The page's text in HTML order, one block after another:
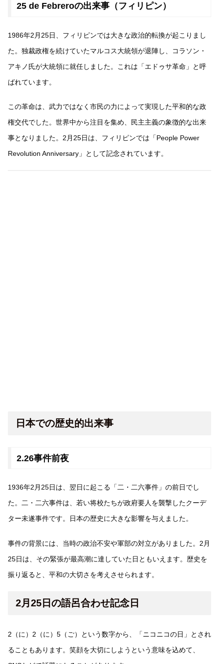
25 de Febreroの出来事（フィリピン）
1986年2月25日、フィリピンでは大きな政治的転換が起こりまし
た。独裁政権を続けていたマルコス大統領が退陣し、コラソン・
アキノ氏が大統領に就任しました。これは「エドゥサ革命」と呼
ばれています。
この革命は、武力ではなく市民の力によって実現した平和的な政
権交代でした。世界中から注目を集め、民主主義の象徴的な出来
事となりました。2月25日は、フィリピンでは「People Power
Revolution Anniversary」として記念されています。
日本での歴史的出来事
2.26事件前夜
1936年2月25日は、翌日に起こる「二・二六事件」の前日でし
た。二・二六事件は、若い将校たちが政府要人を襲撃したクーデ
ター未遂事件です。日本の歴史に大きな影響を与えました。
事件の背景には、当時の政治不安や軍部の対立がありました。2月
25日は、その緊張が最高潮に達していた日ともいえます。歴史を
振り返ると、平和の大切さを考えさせられます。
2月25日の語呂合わせ記念日
2（に）2（に）5（ご）という数字から、「ニコニコの日」とされ
ることもあります。笑顔を大切にしようという意味を込めて、